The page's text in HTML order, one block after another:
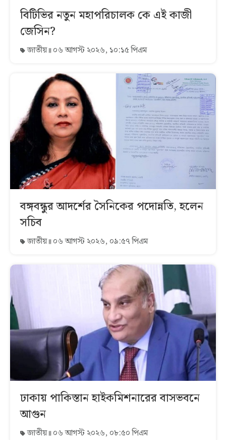
বিটিভির নতুন মহাপরিচালক কে এই কাজী
জেসিন?
জাতীয় ০৬ আগস্ট ২০২৬, ১০:১৫ পিএম
বঙ্গবন্ধুর আদর্শের সৈনিকের পদোন্নতি, হলেন
সচিব
জাতীয় ০৬ আগস্ট ২০২৬, ০৯:৫৭ পিএম
ঢাকায় পাকিস্তান হাইকমিশনারের বাসভবনে
আগুন
জাতীয় ০৬ আগস্ট ২০২৬, ০৮:৫০ পিএম